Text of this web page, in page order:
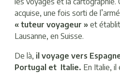
acquise, une fois sorti de
« tuteur voyageur » et
Lausanne, en Suisse.
De là, il voyage vers
Portugal et Italie. En Italie,